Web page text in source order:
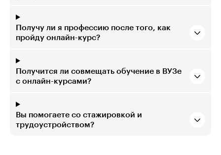
Получу ли я профессию после того, как
пройду онлайн-курс?
Получится ли совмещать обучение в ВУЗе
с онлайн-курсами?
Вы помогаете со стажировкой и
трудоустройством?